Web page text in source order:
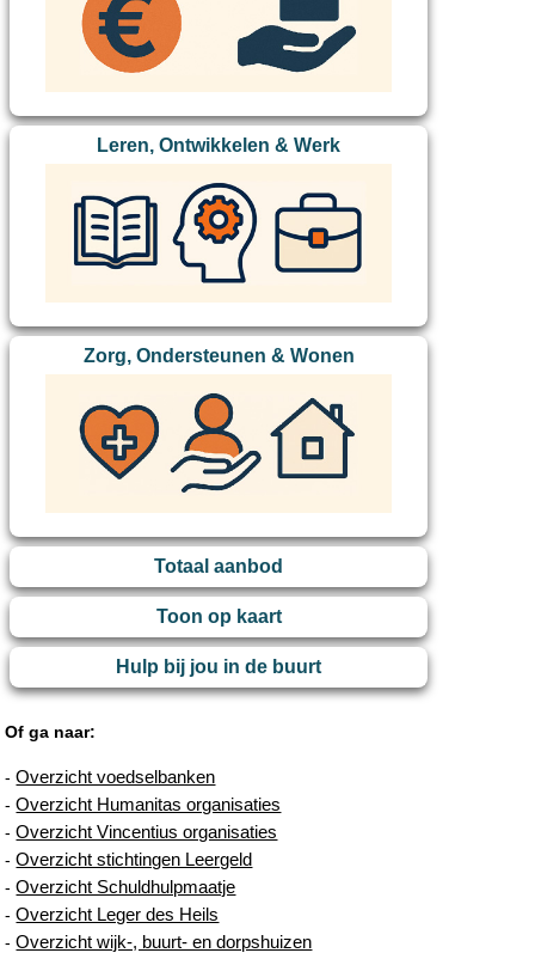
Leren, Ontwikkelen & Werk
Zorg, Ondersteunen & Wonen
Totaal aanbod
Toon op kaart
Hulp bij jou in de buurt
Of ga naar:
-Overzicht voedselbanken
-Overzicht Humanitas organisaties
-Overzicht Vincentius organisaties
-Overzicht stichtingen Leergeld
-Overzicht Schuldhulpmaatje
-Overzicht Leger des Heils
-Overzicht wijk-, buurt- en dorpshuizen